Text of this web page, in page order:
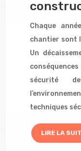
Chaque
chantier sont
Un
sécurité
techniques
LIRE LA